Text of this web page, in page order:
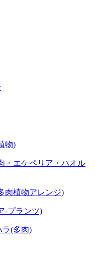
物)
・エケペリア・ハオル
肉植物アレンジ)
-プランツ)
ラ(多肉)